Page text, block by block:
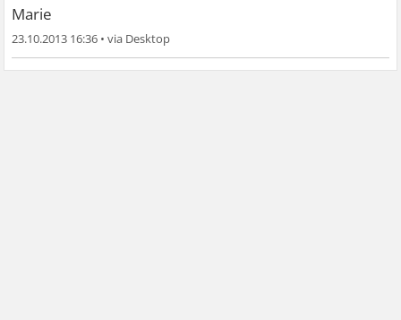
Marie
23.10.2013 16:36 •